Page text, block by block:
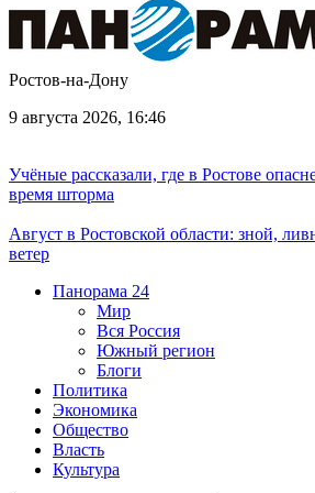
Ростов-на-Дону
9 августа 2026, 16:46
Учёные рассказали, где в Ростове
время шторма
Август в Ростовской области: зной,
ветер
Панорама 24
Мир
Вся Россия
Южный регион
Блоги
Политика
Экономика
Общество
Власть
Культура